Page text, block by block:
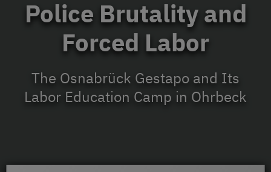
Police Brutality and
Forced Labor
The Osnabrück Gestapo and Its
Labor Education Camp in Ohrbeck